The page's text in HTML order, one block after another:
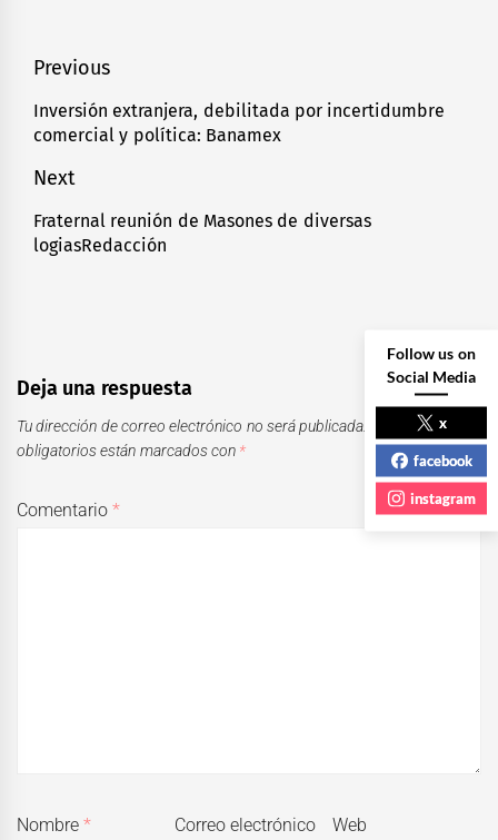
Navegación
de
entradas
Previous
Previous
post:
Inversión extranjera, debilitada por incertidumbre
comercial y política: Banamex
Next
Next
post:
Fraternal reunión de Masones de diversas
logiasRedacción
Deja una respuesta
Tu dirección de correo electrónico no será publicada.
Los campos
obligatorios están marcados con *
Comentario*
Nombre*
Correo electrónico
Web
Follow us on
Social Media
x
facebook
instagram